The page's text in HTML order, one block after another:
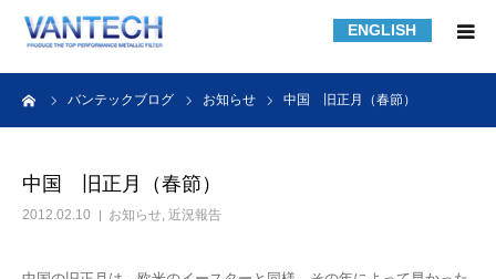
ENGLISH
バンテックブログ お知らせ 中国 旧正月（春節）
中国 旧正月（春節）
2012.02.10 お知らせ, 近況報告
HOME
フィルターの知識